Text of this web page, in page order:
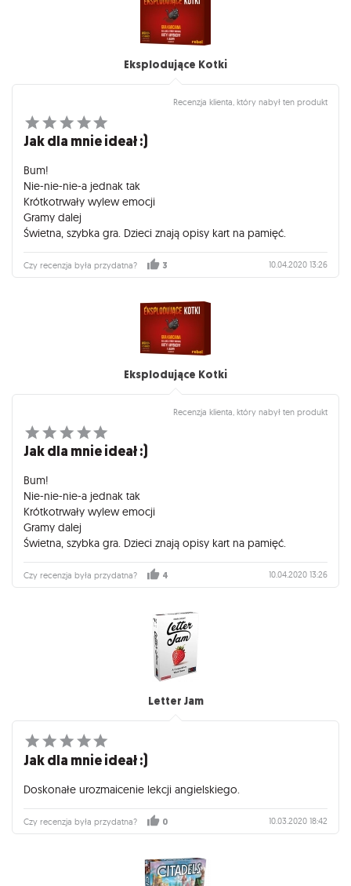
Eksplodujące Kotki
Recenzja klienta, który nabył ten produkt
Jak dla mnie ideał :)
Bum!
Nie-nie-nie-a jednak tak
Krótkotrwały wylew emocji
Gramy dalej
Świetna, szybka gra. Dzieci znają opisy kart na pamięć.
Czy recenzja była przydatna? 3 10.04.2020 13:26
Eksplodujące Kotki
Recenzja klienta, który nabył ten produkt
Jak dla mnie ideał :)
Bum!
Nie-nie-nie-a jednak tak
Krótkotrwały wylew emocji
Gramy dalej
Świetna, szybka gra. Dzieci znają opisy kart na pamięć.
Czy recenzja była przydatna? 4 10.04.2020 13:26
Letter Jam
Jak dla mnie ideał :)
Doskonałe urozmaicenie lekcji angielskiego.
Czy recenzja była przydatna? 0 10.03.2020 18:42